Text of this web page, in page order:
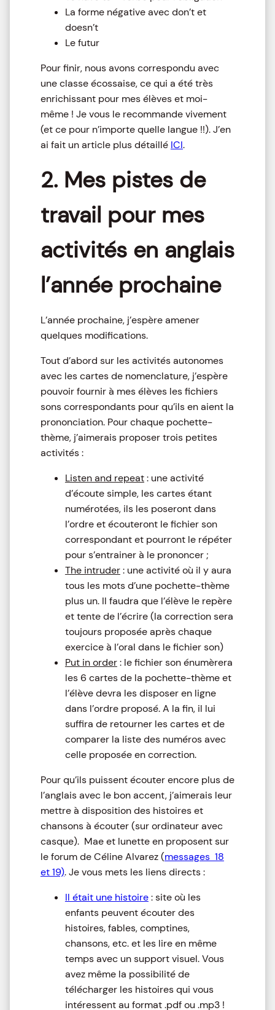
La forme négative avec don’t et
doesn’t
Le futur
Pour finir, nous avons correspondu avec
une classe écossaise, ce qui a été très
enrichissant pour mes élèves et moi-
même ! Je vous le recommande vivement
(et ce pour n’importe quelle langue !!). J’en
ai fait un article plus détaillé ICI.
2. Mes pistes de
travail pour mes
activités en anglais
l’année prochaine
L’année prochaine, j’espère amener
quelques modifications.
Tout d’abord sur les activités autonomes
avec les cartes de nomenclature, j’espère
pouvoir fournir à mes élèves les fichiers
sons correspondants pour qu’ils en aient la
prononciation. Pour chaque pochette-
thème, j’aimerais proposer trois petites
activités :
Listen and repeat: une activité
d’écoute simple, les cartes étant
numérotées, ils les poseront dans
l’ordre et écouteront le fichier son
correspondant et pourront le répéter
pour s’entrainer à le prononcer ;
The intruder: une activité où il y aura
tous les mots d’une pochette-thème
plus un. Il faudra que l’élève le repère
et tente de l’écrire (la correction sera
toujours proposée après chaque
exercice à l’oral dans le fichier son)
Put in order: le fichier son énumèrera
les 6 cartes de la pochette-thème et
l’élève devra les disposer en ligne
dans l’ordre proposé. A la fin, il lui
suffira de retourner les cartes et de
comparer la liste des numéros avec
celle proposée en correction.
Pour qu’ils puissent écouter encore plus de
l’anglais avec le bon accent, j’aimerais leur
mettre à disposition des histoires et
chansons à écouter (sur ordinateur avec
casque). Mae et lunette en proposent sur
le forum de Céline Alvarez (messages 18
et 19). Je vous mets les liens directs :
Il était une histoire: site où les
enfants peuvent écouter des
histoires, fables, comptines,
chansons, etc. et les lire en même
temps avec un support visuel. Vous
avez même la possibilité de
télécharger les histoires qui vous
intéressent au format .pdf ou .mp3 !